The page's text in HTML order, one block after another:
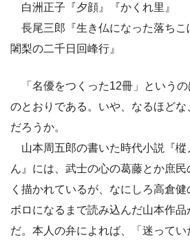
白洲正子『夕顔』『かくれ里』
長尾三郎『生き仏になった落ち
闍梨の二千日回峰行』
「名優をつくった12冊」という
のとおりである。いや、なるほど
だろうか。
山本周五郎の書いた時代小説『樅
ん』には、武士の心の葛藤とか庶
く描かれているが、なにしろ高倉
ボロになるまで読み込んだ山本作品
だ。本人の弁によれば、「迷って